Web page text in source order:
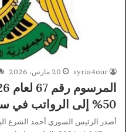
syria4our 20 مارس، 2026
50% إلى الرواتب في سوريا